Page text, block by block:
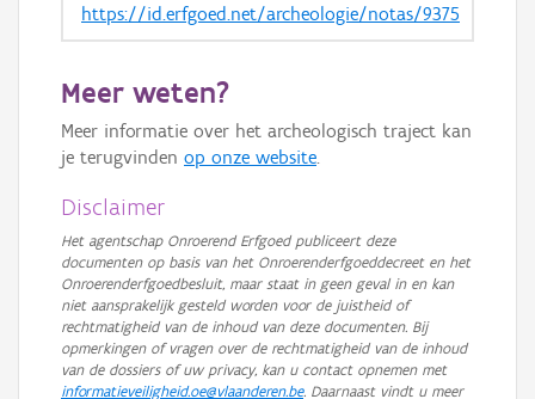
https://id.erfgoed.net/archeologie/notas/9375
Meer weten?
Meer informatie over het archeologisch traject kan
je terugvinden op onze website.
Disclaimer
Het agentschap Onroerend Erfgoed publiceert deze
documenten op basis van het Onroerenderfgoeddecreet en het
Onroerenderfgoedbesluit, maar staat in geen geval in en kan
niet aansprakelijk gesteld worden voor de juistheid of
rechtmatigheid van de inhoud van deze documenten. Bij
opmerkingen of vragen over de rechtmatigheid van de inhoud
van de dossiers of uw privacy, kan u contact opnemen met
informatieveiligheid.oe@vlaanderen.be. Daarnaast vindt u meer